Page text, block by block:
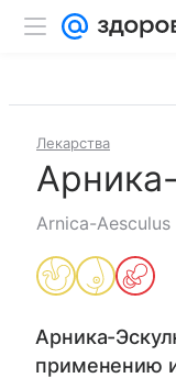
Лекарства
Arnica-Aesculus
Арника-
применению